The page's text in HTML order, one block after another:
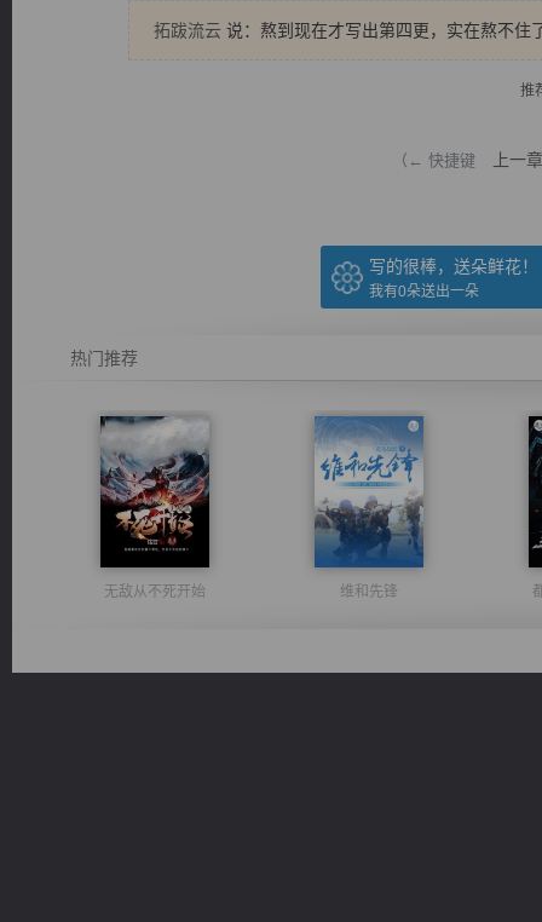
拓跋流云 说：熬到现在才写出第四更，实在熬不住
推
（← 快捷键 上一章
写的很棒，送朵鲜花！
我有0朵送出一朵
热门推荐
无敌从不死开始 维和先锋